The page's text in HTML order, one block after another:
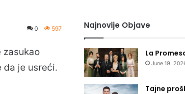
0 597
da je usreći.
Najnovije Objave
La
June 19,
Tajne